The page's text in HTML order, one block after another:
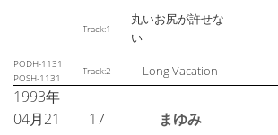
Track:1
丸いお尻が許せな
い
PODH-1131
POSH-1131
Track:2 Long Vacation
1993年
04月21
17 まゆみ